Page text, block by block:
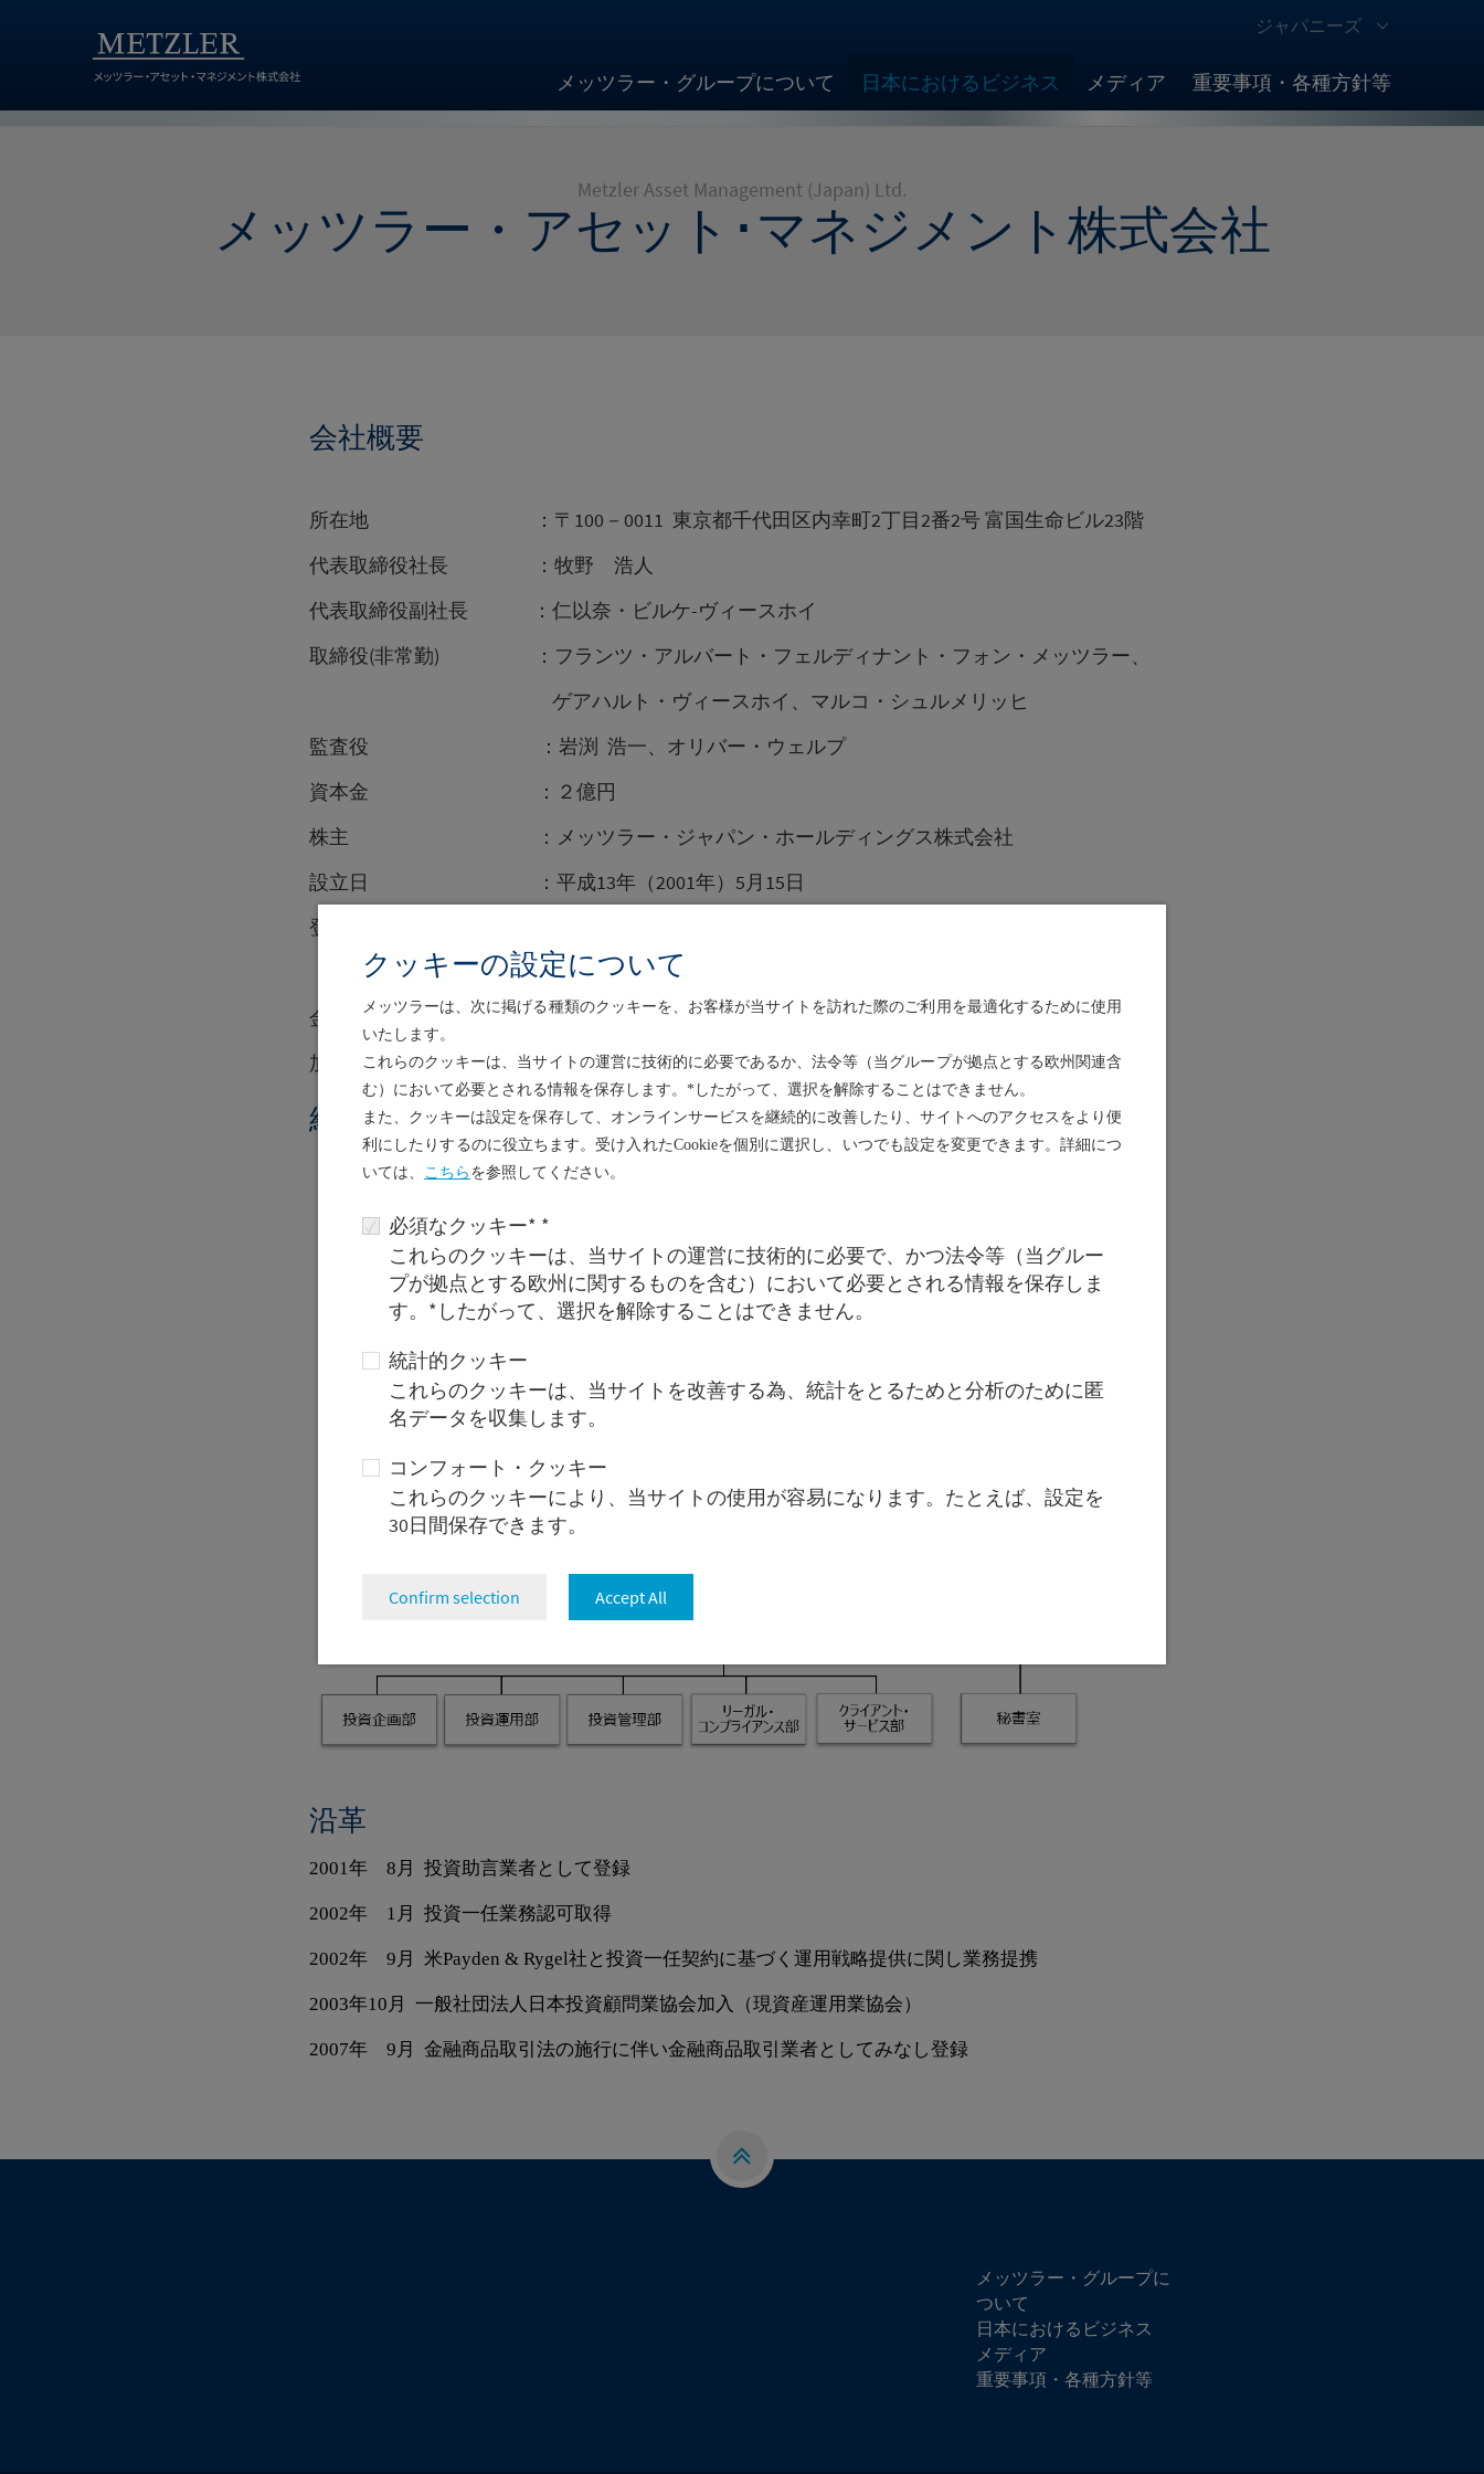
クッキーの設定について
メッツラーは、次に掲げる種類のクッキーを、お客様が当サイトを訪れた際のご利用を最適化するために使用
いたします。
これらのクッキーは、当サイトの運営に技術的に必要であるか、法令等（当グループが拠点とする欧州関連含
む）において必要とされる情報を保存します。*したがって、選択を解除することはできません。
また、クッキーは設定を保存して、オンラインサービスを継続的に改善したり、サイトへのアクセスをより便
利にしたりするのに役立ちます。受け入れたCookieを個別に選択し、いつでも設定を変更できます。詳細につ
いては、 こちら を参照してください。
必須なクッキー* *
これらのクッキーは、当サイトの運営に技術的に必要で、かつ法令等（当グルー
プが拠点とする欧州に関するものを含む）において必要とされる情報を保存しま
す。*したがって、選択を解除することはできません。
統計的クッキー
これらのクッキーは、当サイトを改善する為、統計をとるためと分析のために匿
名データを収集します。
コンフォート・クッキー
これらのクッキーにより、当サイトの使用が容易になります。たとえば、設定を
30日間保存できます。
Confirm selection Accept All
メッツラー・グループについて 日本におけるビジネス メディア 重要事項・各種方針等
ジャパニーズ
Metzler Asset Management (Japan) Ltd.
メッツラー・アセット･マネジメント株式会社
会社概要
所在地 ：〒100－0011 東京都千代田区内幸町2丁目2番2号 富国生命ビル23階
代表取締役社長 ：牧野 浩人
代表取締役副社長 ：仁以奈・ビルケ-ヴィースホイ
取締役(非常勤) ：フランツ・アルバート・フェルディナント・フォン・メッツラー、
ゲアハルト・ヴィースホイ、マルコ・シュルメリッヒ
監査役 ：岩渕 浩一、オリバー・ウェルプ
資本金 ：２億円
株主 ：メッツラー・ジャパン・ホールディングス株式会社
設立日 ：平成13年（2001年）5月15日
登録日 ：平成19年（2007年）9月30日 投資運用業、投資助言・代理業
（金融商品取引法施行に伴うみなし登録）
金融商品取引業者登録番号 ：関東財務局長（金商）第467号
加入協会 ：一般社団法人 資産運用業協会
組織図
沿革
2001年 8 月 投資助言業者として登録
2002年 1 月 投資一任業務認可取得
2002年 9 月 米Payden & Rygel社と投資一任契約に基づく運用戦略提供に関し業務提携
2003年10月 一般社団法人日本投資顧問業協会加入（現資産運用業協会）
2007年 9 月 金融商品取引法の施行に伴い金融商品取引業者と してみなし登録
メッツラー・グループに
ついて
日本におけるビジネス
メディア
重要事項・各種方針等